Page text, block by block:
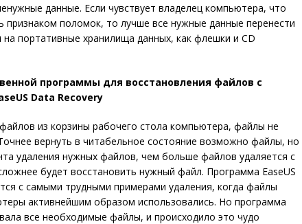
данные. Если чувствует владелец компьютера, что
признаком поломок, то лучше все нужные данные перенести
портативные хранилища данных, как флешки и CD
программы для восстановления файлов с
Data Recovery
из корзины рабочего стола компьютера, файлы не
вернуть в читабельное состояние возможно файлы, но
удаления нужных файлов, чем больше файлов удаляется с
будет восстановить нужный файл. Программа EaseUS
с самыми трудными примерами удаления, когда файлы
активнейшим образом использовались. Но программа
все необходимые файлы, и происходило это чудо